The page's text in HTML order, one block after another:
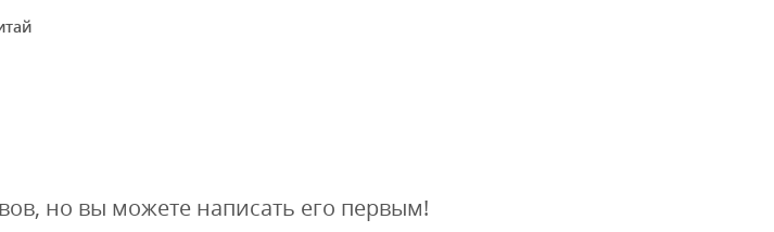
но вы можете написать его первым!